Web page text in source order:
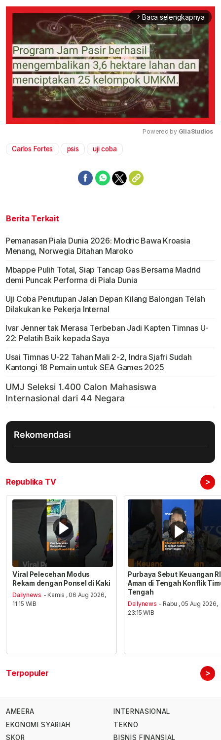
arrow_forward_ios Baca selengkapnya
Powered by GliaStudios
Carlos Fortes psis uji coba
Berita Terkait
Pemanasan Piala Dunia 2026: Modric Bawa Kroasia
Menang, Norwegia Ditahan Maroko
Mbappe Pulih Total, Siap Tancap Gas Bersama Madrid
demi Puncak Performa di Piala Dunia
Uji Coba Penutupan Jalan Depan Kilang Balongan Telah
Dilakukan ke Pekerja Internal
Ivar Jenner tak Merasa Terbeban Jadi Kapten Timnas U-
22: Pelatih Baik kepada Saya
Usai Timnas U-22 Tahan Mali 2-2, Indra Sjafri Sudah
Kantongi 18 Pemain untuk SEA Games 2025
Rekomendasi
Republika TV >
Viral Pelecehan Modus
Rekam dengan Ponsel di Kaki
Dailynews - Kamis , 06 Aug 2026,
11:15 WIB
Purbaya Sebut Keuangan RI
Aman di Tengah Konflik
Tengah
Dailynews - Rabu , 05 Aug 2026,
23:15 WIB
Terpopuler >
AMEERA
EKONOMI SYARIAH
SKOR
INTERNASIONAL
TEKNO
BISNIS FINANSIAL